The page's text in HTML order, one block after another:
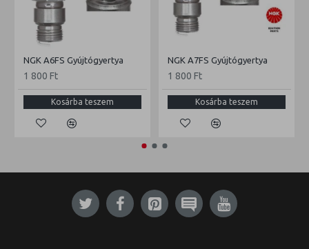
NGK A6FS Gyújtógyertya
1 800 Ft
Kosárba teszem
NGK A7FS Gyújtógyertya
1 800 Ft
Kosárba teszem